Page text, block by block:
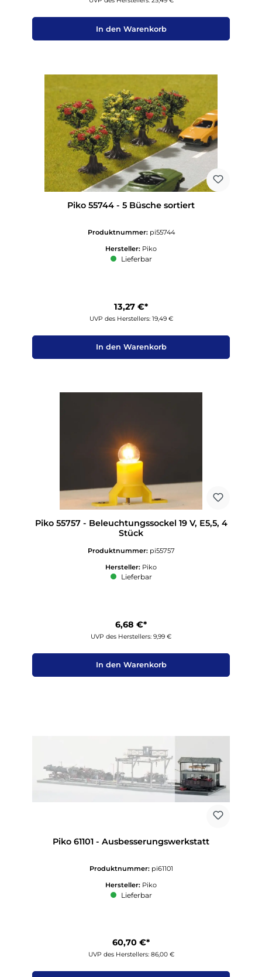
In den Warenkorb
Piko 55744 - 5 Büsche sortiert
Produktnummer: pi55744
Hersteller: Piko
Lieferbar
13,27 €*
UVP des Herstellers: 19,49 €
In den Warenkorb
Piko 55757 - Beleuchtungssockel 19 V, E5,5, 4
Stück
Produktnummer: pi55757
Hersteller: Piko
Lieferbar
6,68 €*
UVP des Herstellers: 9,99 €
In den Warenkorb
Piko 61101 - Ausbesserungswerkstatt
Produktnummer: pi61101
Hersteller: Piko
Lieferbar
60,70 €*
UVP des Herstellers: 86,00 €